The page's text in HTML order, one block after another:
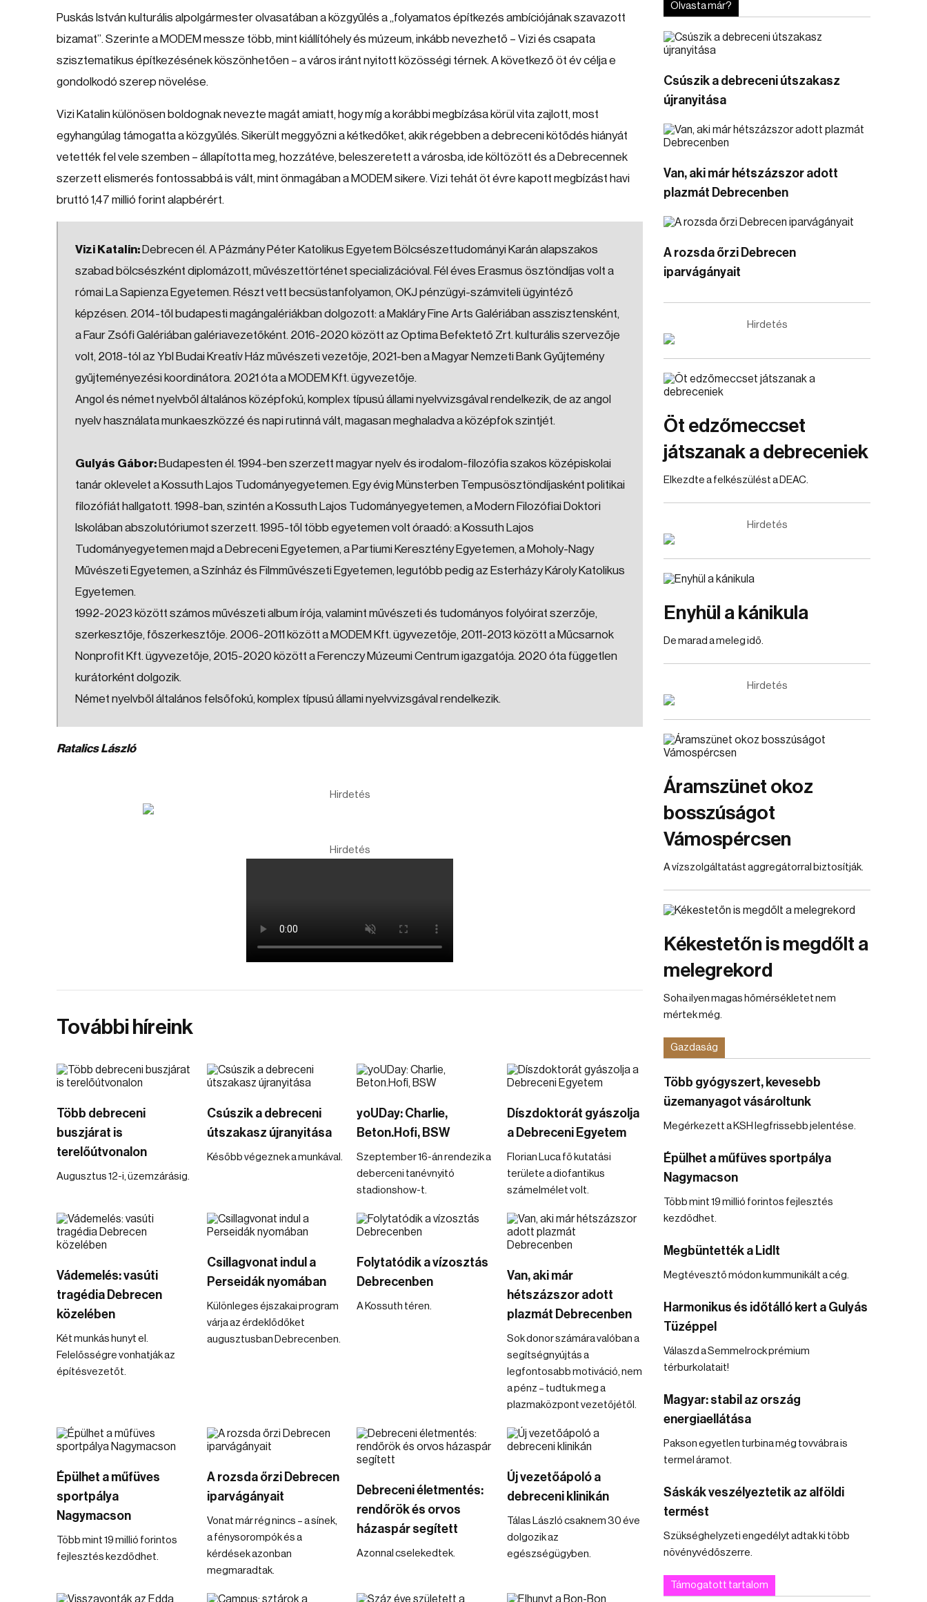
Puskás István kulturális alpolgármester olvasatában a közgyűlés a „folyamatos építkezés ambíciójának szavazott
bizamat”. Szerinte a MODEM messze több, mint kiállítóhely és múzeum, inkább nevezhető – Vizi és csapata
szisztematikus építkezésének köszönhetően – a város iránt nyitott közösségi térnek. A következő öt év célja e
gondolkodó szerep növelése.
Vizi Katalin különösen boldognak nevezte magát amiatt, hogy míg a korábbi megbízása körül vita zajlott, most
egyhangúlag támogatta a közgyűlés. Sikerült meggyőzni a kétkedőket, akik régebben a debreceni kötődés hiányát
vetették fel vele szemben – állapította meg, hozzátéve, beleszeretett a városba, ide költözött és a Debrecennek
szerzett elismerés fontossabbá is vált, mint önmagában a MODEM sikere. Vizi tehát öt évre kapott megbízást havi
bruttó 1,47 millió forint alapbérért.
Vizi Katalin: Debrecen él. A Pázmány Péter Katolikus Egyetem Bölcsészettudományi Karán alapszakos
szabad bölcsészként diplomázott, művészettörténet specializációval. Fél éves Erasmus ösztöndíjas volt a
római La Sapienza Egyetemen. Részt vett becsüstanfolyamon, OKJ pénzügyi-számviteli ügyintéző
képzésen. 2014-től budapesti magángalériákban dolgozott: a Makláry Fine Arts Galériában asszisztensként,
a Faur Zsófi Galériában galériavezetőként. 2016-2020 között az Optima Befektető Zrt. kulturális szervezője
volt, 2018-tól az Ybl Budai Kreatív Ház művészeti vezetője, 2021-ben a Magyar Nemzeti Bank Gyűjtemény
gyűjteményezési koordinátora. 2021 óta a MODEM Kft. ügyvezetője.
Angol és német nyelvből általános középfokú, komplex típusú állami nyelvvizsgával rendelkezik, de az angol
nyelv használata munkaeszközzé és napi rutinná vált, magasan meghaladva a középfok szintjét.
Gulyás Gábor: Budapesten él. 1994-ben szerzett magyar nyelv és irodalom-filozófia szakos középiskolai
tanár oklevelet a Kossuth Lajos Tudományegyetemen. Egy évig Münsterben Tempusösztöndíjasként politikai
filozófiát hallgatott. 1998-ban, szintén a Kossuth Lajos Tudományegyetemen, a Modern Filozófiai Doktori
Iskolában abszolutóriumot szerzett. 1995-től több egyetemen volt óraadó: a Kossuth Lajos
Tudományegyetemen majd a Debreceni Egyetemen, a Partiumi Keresztény Egyetemen, a Moholy-Nagy
Művészeti Egyetemen, a Színház és Filmművészeti Egyetemen, legutóbb pedig az Esterházy Károly Katolikus
Egyetemen.
1992-2023 között számos művészeti album írója, valamint művészeti és tudományos folyóirat szerzője,
szerkesztője, főszerkesztője. 2006-2011 között a MODEM Kft. ügyvezetője, 2011-2013 között a Műcsarnok
Nonprofit Kft. ügyvezetője, 2015-2020 között a Ferenczy Múzeumi Centrum igazgatója. 2020 óta független
kurátorként dolgozik.
Német nyelvből általános felsőfokú, komplex típusú állami nyelvvizsgával rendelkezik.
Ratalics László
Hirdetés
Hirdetés
További híreink
Több debreceni
buszjárat is
terelőútvonalon
Augusztus 12-i, üzemzárásig.
Csúszik a debreceni
útszakasz újranyitása
Később végeznek a munkával.
yoUDay: Charlie,
Beton.Hofi, BSW
Szeptember 16-án rendezik a
deberceni tanévnyitó
stadionshow-t.
Díszdoktorát gyászolja
a Debreceni Egyetem
Florian Luca fő kutatási
területe a diofantikus
számelmélet volt.
Vádemelés: vasúti
tragédia Debrecen
közelében
Két munkás hunyt el.
Felelősségre vonhatják az
építésvezetőt.
Csillagvonat indul a
Perseidák nyomában
Különleges éjszakai program
várja az érdeklődőket
augusztusban Debrecenben.
Folytatódik a vízosztás
Debrecenben
A Kossuth téren.
Van, aki már
hétszázszor adott
plazmát Debrecenben
Sok donor számára valóban a
segítségnyújtás a
legfontosabb motiváció, nem
a pénz – tudtuk meg a
plazmaközpont vezetőjétől.
Épülhet a műfüves
sportpálya
Nagymacson
Több mint 19 millió forintos
fejlesztés kezdődhet.
A rozsda őrzi Debrecen
iparvágányait
Vonat már rég nincs – a sínek,
a fénysorompók és a
kérdések azonban
megmaradtak.
Debreceni életmentés:
rendőrök és orvos
házaspár segített
Azonnal cselekedtek.
Új vezetőápoló a
debreceni klinikán
Tálas László csaknem 30 éve
dolgozik az
egészségügyben.
Olvasta már?
Csúszik a debreceni útszakasz
újranyitása
Van, aki már hétszázszor adott
plazmát Debrecenben
A rozsda őrzi Debrecen
iparvágányait
Hirdetés
Öt edzőmeccset
játszanak a debreceniek
Elkezdte a felkészülést a DEAC.
Hirdetés
Enyhül a kánikula
De marad a meleg idő.
Hirdetés
Áramszünet okoz
bosszúságot
Vámospércsen
A vízszolgáltatást aggregátorral biztosítják.
Kékestetőn is megdőlt a
melegrekord
Soha ilyen magas hőmérsékletet nem
mértek még.
Gazdaság
Több gyógyszert, kevesebb
üzemanyagot vásároltunk
Megérkezett a KSH legfrissebb jelentése.
Épülhet a műfüves sportpálya
Nagymacson
Több mint 19 millió forintos fejlesztés
kezdődhet.
Megbüntették a Lidlt
Megtévesztő módon kummunikált a cég.
Harmonikus és időtálló kert a Gulyás
Tüzéppel
Válaszd a Semmelrock prémium
térburkolatait!
Magyar: stabil az ország
energiaellátása
Pakson egyetlen turbina még tovvábra is
termel áramot.
Sáskák veszélyeztetik az alföldi
termést
Szükséghelyzeti engedélyt adtak ki több
növényvédőszerre.
Támogatott tartalom